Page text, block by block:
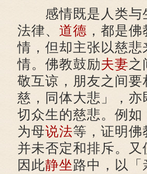
感情既是人类与
法律、 道德 ，都是
情，但却主张以慈
情。佛教鼓励夫妻之
敬互谅，朋友之间
慈，同体大悲」，
切众生的慈悲。例如
为母说法等，证明
并未否定和排斥。
因此静坐路中，以